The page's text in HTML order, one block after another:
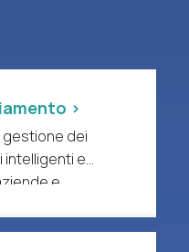
>
dei
intelligenti e
e